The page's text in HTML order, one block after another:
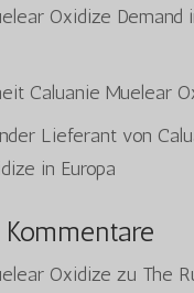
Oxidize Demand
Caluanie Muelear
Lieferant von
in Europa
Oxidize zu The